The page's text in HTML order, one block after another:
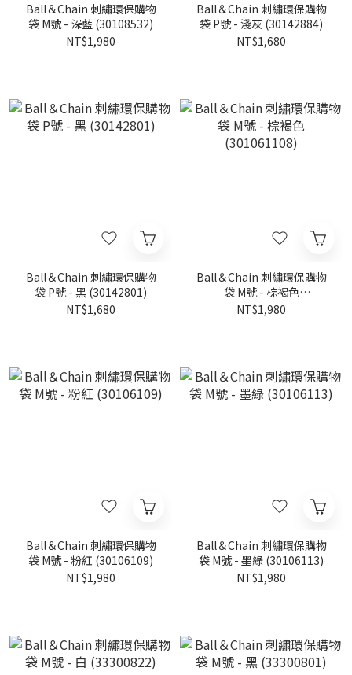
Ball＆Chain 刺繡環保購物
袋 M號 - 深藍 (30108532)
NT$1,980
Ball＆Chain 刺繡環保購物
袋 P號 - 淺灰 (30142884)
NT$1,680
Ball＆Chain 刺繡環保購物
袋 P號 - 黑 (30142801)
NT$1,680
Ball＆Chain 刺繡環保購物
袋 M號 - 棕褐色
(301061108)
NT$1,980
Ball＆Chain 刺繡環保購物
袋 M號 - 粉紅 (30106109)
NT$1,980
Ball＆Chain 刺繡環保購物
袋 M號 - 墨綠 (30106113)
NT$1,980